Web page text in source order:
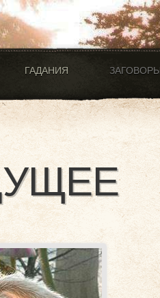
ГАДАНИЯ ЗАГОВОРЫ